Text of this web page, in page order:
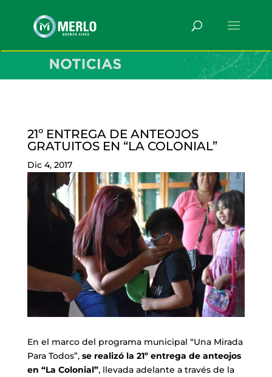
21º ENTREGA DE ANTEOJOS
GRATUITOS EN “LA COLONIAL”
Dic 4, 2017
En el marco del programa municipal “Una Mirada
Para Todos”, se realizó la 21º entrega de anteojos
en “La Colonial”, llevada adelante a través de la